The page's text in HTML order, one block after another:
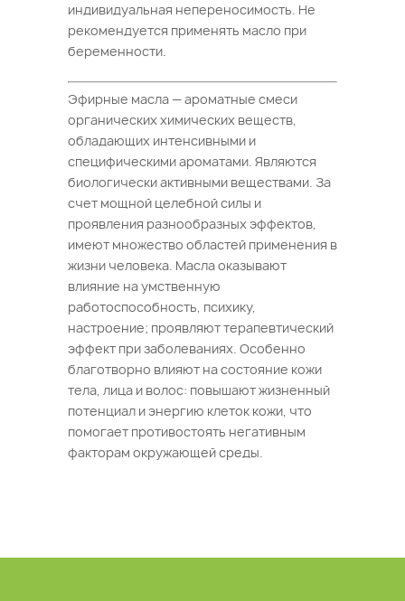
индивидуальная непереносимость. Не
рекомендуется применять масло при
беременности.
Эфирные масла — ароматные смеси
органических химических веществ,
обладающих интенсивными и
специфическими ароматами. Являются
биологически активными веществами. За
счет мощной целебной силы и
проявления разнообразных эффектов,
имеют множество областей применения в
жизни человека. Масла оказывают
влияние на умственную
работоспособность, психику,
настроение; проявляют терапевтический
эффект при заболеваниях. Особенно
благотворно влияют на состояние кожи
тела, лица и волос: повышают жизненный
потенциал и энергию клеток кожи, что
помогает противостоять негативным
факторам окружающей среды.